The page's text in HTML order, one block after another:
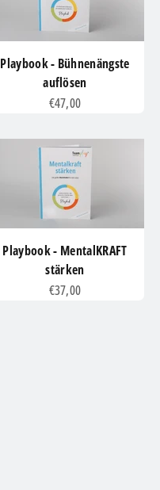
Playbook - Bühnenängste
auflösen
Angebot
€47,00
Playbook - MentalKRAFT
stärken
Angebot
€37,00